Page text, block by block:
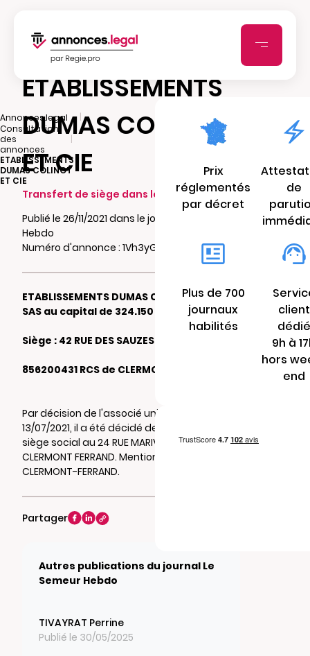
Annonces.legal
|
Consultation
des
annonces
|
ETABLISSEMENTS
DUMAS COLINOT
ET CIE
ETABLISSEMENTS
DUMAS COLINOT
ET CIE
Transfert de siège dans le même ressort
Publié le 26/11/2021 dans le journal Le Semeur
Hebdo
Numéro d'annonce : 1Vh3yG1oYZIEE
ETABLISSEMENTS DUMAS COLINOT ET CIE
SAS au capital de 324.150 €
Siège : 42 RUE DES SAUZES 63170 AUBIERE
856200431 RCS de CLERMONT-FERRAND
Par décision de l'associé unique du
13/07/2021, il a été décidé de transférer le
siège social au 24 RUE MARIVAUX 63000
CLERMONT FERRAND. Mention au RCS de
CLERMONT-FERRAND.
Partager
Autres publications du journal Le
Semeur Hebdo
TIVAYRAT Perrine
Publié le 30/05/2025
Prix
réglementés
par décret
de
Plus de 700
journaux
habilités
client
dédié
9h à
hors
end